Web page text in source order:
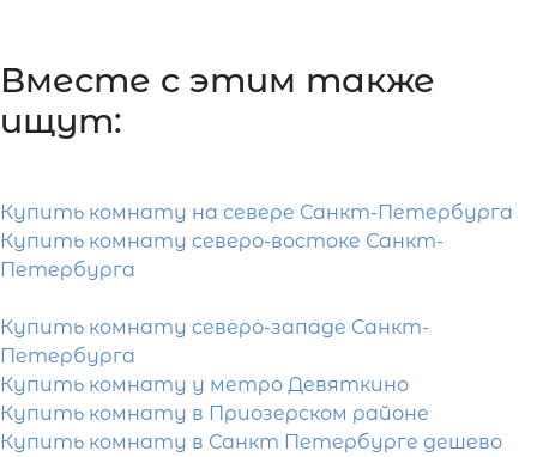
м2, Ленинградская область,
Приозерский район,
сельское поселение, посёлок
3 200 000 ₽ продажа
Парнас
Площадь кухни
Жилая площадь
Вместе c этим также
ищут:
Купить комнату на севере Санкт-Петербурга
Купить комнату северо-востоке Санкт-
Петербурга
Купить комнату северо-западе Санкт-
Петербурга
Купить комнату у метро Девяткино
Купить комнату в Приозерском районе
Купить комнату в Санкт Петербурге дешево